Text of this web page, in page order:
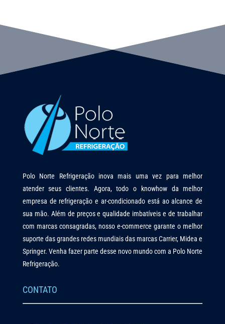
Polo Norte Refrigeração inova mais uma vez para melhor
atender seus clientes. Agora, todo o knowhow da melhor
empresa de refrigeração e ar-condicionado está ao alcance de
sua mão. Além de preços e qualidade imbatíveis e de trabalhar
com marcas consagradas, nosso e-commerce garante o melhor
suporte das grandes redes mundiais das marcas Carrier, Midea e
Springer. Venha fazer parte desse novo mundo com a Polo Norte
Refrigeração.
CONTATO